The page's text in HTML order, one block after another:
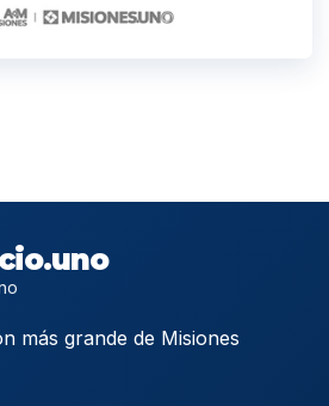
más grande de Misiones